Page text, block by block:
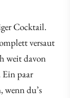
Cocktail.
versaut
weit davon
paar
wenn du’s